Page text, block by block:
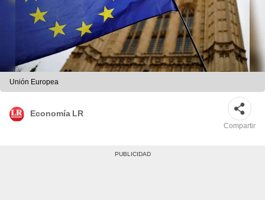
Unión Europea
Economía LR
Compartir